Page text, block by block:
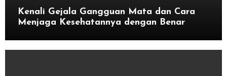
Kenali Gejala Gangguan Mata dan Cara
Menjaga Kesehatannya dengan Benar